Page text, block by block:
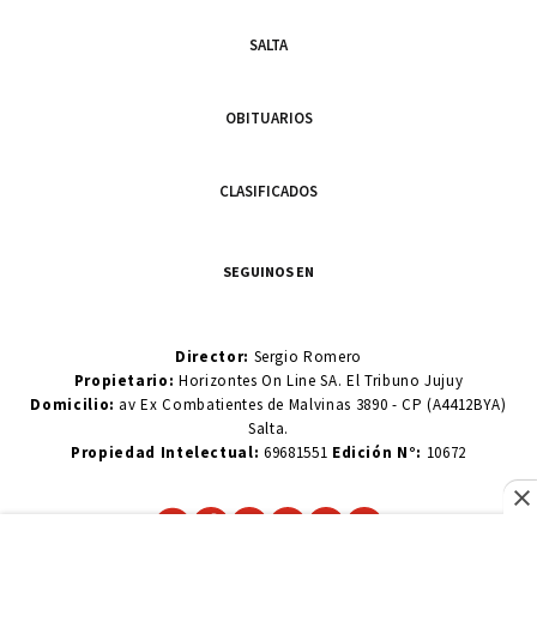
SALTA
OBITUARIOS
CLASIFICADOS
SEGUINOS EN
Director: Sergio Romero
Propietario:Horizontes On Line SA. El Tribuno Jujuy
Domicilio: av Ex Combatientes de Malvinas 3890 - CP (A4412BYA)
Salta.
Propiedad Intelectual: 69681551 Edición N°: 10672